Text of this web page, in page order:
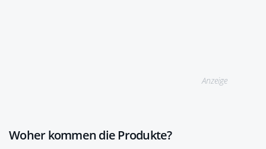
Anzeige
Woher kommen die Produkte?